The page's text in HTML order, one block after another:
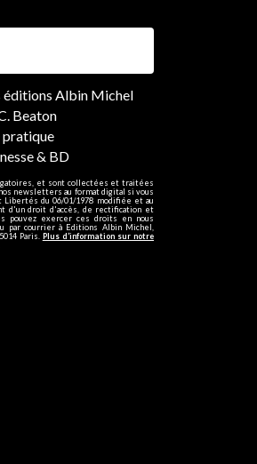
éditions Albin Michel
Beaton
pratique
& BD
et sont collectées et traitées
newsletters au format digital si vous
du 06/01/1978 modifiée et au
d'un droit d'accès, de rectification et
pouvez exercer ces droits en nous
par courrier à Editions Albin Michel,
Paris. Plus d’information sur notre